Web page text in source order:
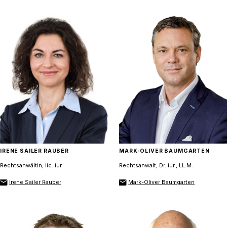
IRENE SAILER RAUBER
Rechtsanwältin, lic. iur.
Irene Sailer Rauber
MARK-OLIVER BAUMGARTEN
Rechtsanwalt, Dr. iur., LL.M.
Mark-Oliver Baumgarten